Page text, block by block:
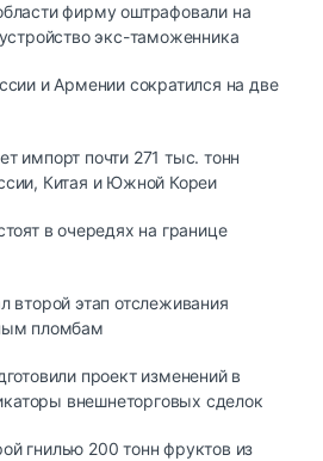
фирму оштрафовали на
экс-таможенника
и Армении сократился на две
импорт почти 271 тыс. тонн
Китая и Южной Кореи
в очередях на границе
второй этап отслеживания
пломбам
проект изменений в
внешнеторговых сделок
гнилью 200 тонн фруктов из